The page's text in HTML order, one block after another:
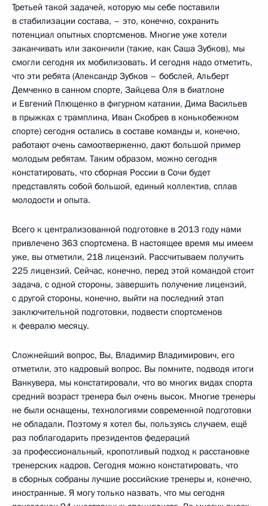
Третьей такой задачей, которую мы себе поставили
в стабилизации состава, – это, конечно, сохранить
потенциал опытных спортсменов. Многие уже хотели
заканчивать или закончили (такие, как Саша Зубков), мы
смогли сегодня их мобилизовать. И сегодня надо отметить,
что эти ребята (Александр Зубков – бобслей, Альберт
Демченко в санном спорте, Зайцева Оля в биатлоне
и Евгений Плющенко в фигурном катании, Дима Васильев
в прыжках с трамплина, Иван Скобрев в конькобежном
спорте) сегодня остались в составе команды и, конечно,
работают очень самоотверженно, дают большой пример
молодым ребятам. Таким образом, можно сегодня
констатировать, что сборная России в Сочи будет
представлять собой большой, единый коллектив, сплав
молодости и опыта.
Всего к централизованной подготовке в 2013 году нами
привлечено 363 спортсмена. В настоящее время мы имеем
уже, вы отметили, 218 лицензий. Рассчитываем получить
225 лицензий. Сейчас, конечно, перед этой командой стоит
задача, с одной стороны, завершить получение лицензий,
с другой стороны, конечно, выйти на последний этап
заключительной подготовки, подвести спортсменов
к февралю месяцу.
Сложнейший вопрос, Вы, Владимир Владимирович, его
отметили, это кадровый вопрос. Вы помните, подводя итоги
Ванкувера, мы констатировали, что во многих видах спорта
средний возраст тренера был очень высок. Многие тренеры
не были оснащены, технологиями современной подготовки
не обладали. Поэтому я хотел бы, пользуясь случаем, ещё
раз поблагодарить президентов федераций
за профессиональный, кропотливый подход к расстановке
тренерских кадров. Сегодня можно констатировать, что
в сборных собраны лучшие российские тренеры и, конечно,
иностранные. Я могу только назвать, что мы сегодня